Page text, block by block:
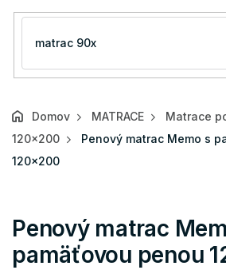
Domov MATRACE
Matrace
120x200
Penový matrac Memo s
120x200
Penový matrac
pamäťovou penou